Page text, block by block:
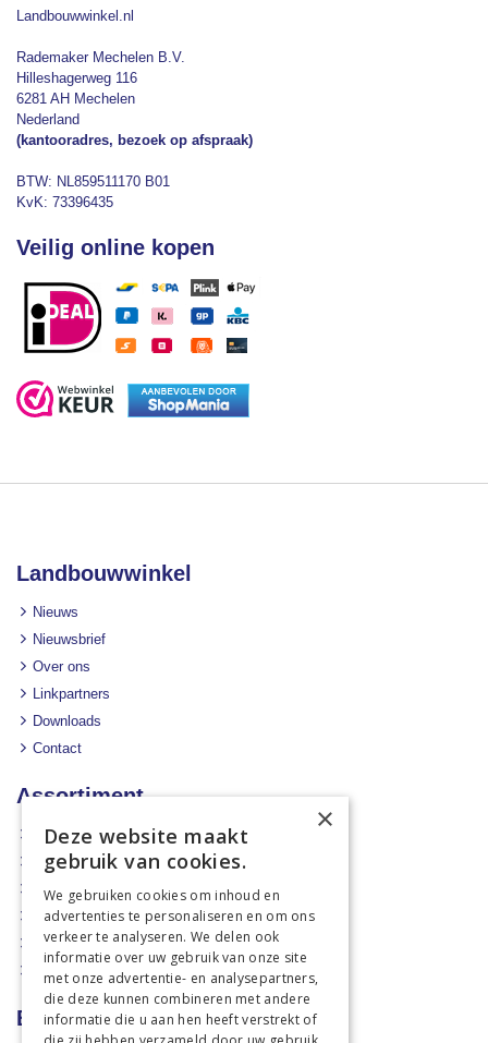
Landbouwwinkel.nl
Rademaker Mechelen B.V.
Hilleshagerweg 116
6281 AH Mechelen
Nederland
(kantooradres, bezoek op afspraak)
BTW: NL859511170 B01
KvK: 73396435
Veilig online kopen
Landbouwwinkel
Nieuws
Nieuwsbrief
Over ons
Linkpartners
Downloads
Contact
Assortiment
Aanbiedingen
Mechanisatie
Stal & Erf
Weidetechniek
Dierbenodigdheden
Actiefolders
Betalen en verzenden
×
Deze website maakt
gebruik van cookies.
We gebruiken cookies om inhoud en
advertenties te personaliseren en om ons
verkeer te analyseren. We delen ook
informatie over uw gebruik van onze site
met onze advertentie- en analysepartners,
die deze kunnen combineren met andere
informatie die u aan hen heeft verstrekt of